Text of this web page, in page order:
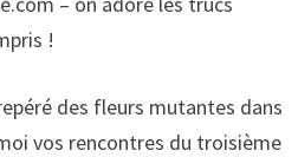
!
des fleurs mutantes dans
vos rencontres du troisième